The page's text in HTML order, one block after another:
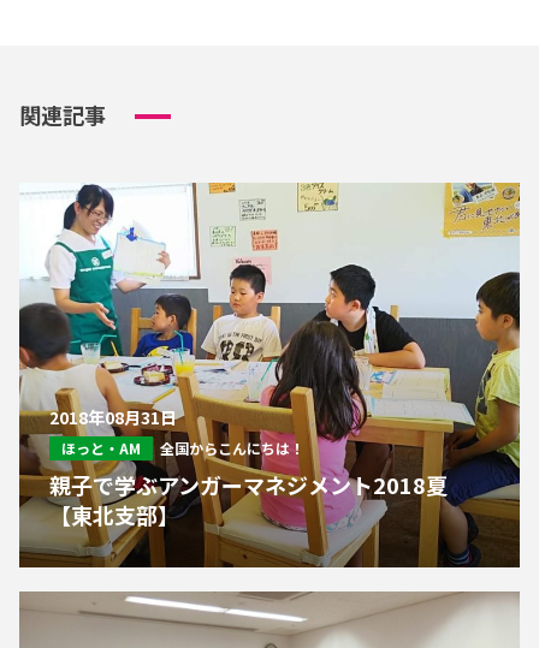
関連記事
2018年08月31日
ほっと・AM 全国からこんにちは！
親子で学ぶアンガーマネジメント2018夏
【東北支部】